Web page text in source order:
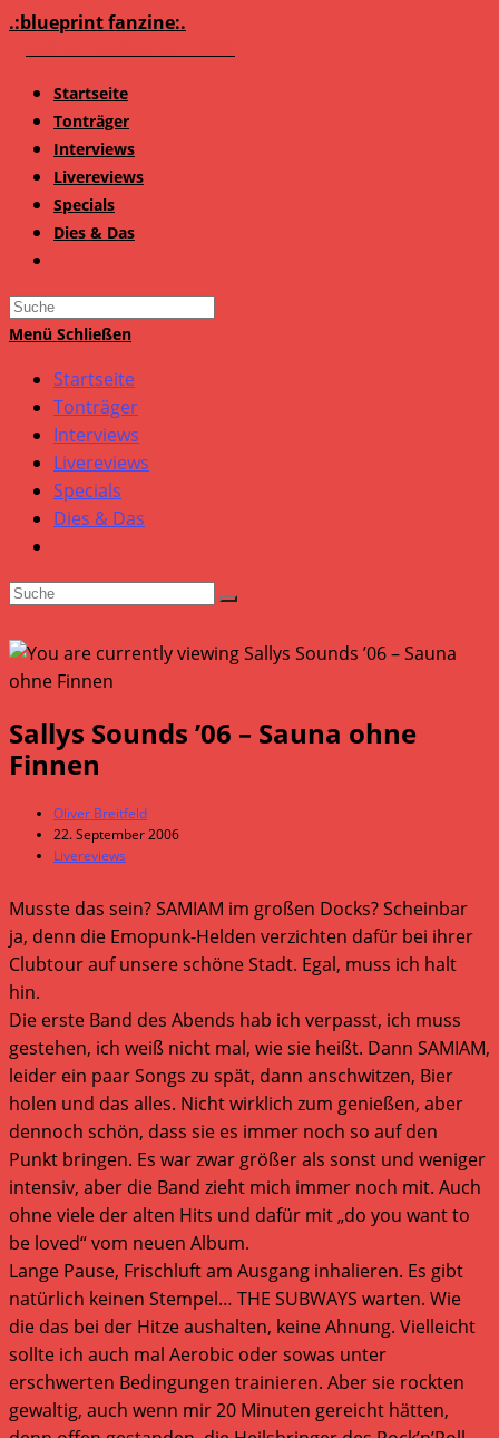
Zum
.:blueprint fanzine:.
Startseite
Tonträger
Interviews
Livereviews
Specials
Dies & Das
Search
this
Menü Schließen
Startseite
Tonträger
Interviews
Livereviews
Specials
Dies & Das
Sallys Sounds ’06 – Sauna ohne
Finnen
Beitrags-
Autor:
Oliver Breitfeld
Beitrag
veröffentlicht:
22. September 2006
Beitrags-
Livereviews
Musste das sein? SAMIAM im großen Docks? Scheinbar
ja, denn die Emopunk-Helden verzichten dafür bei ihrer
Clubtour auf unsere schöne Stadt. Egal, muss ich halt
hin.
Die erste Band des Abends hab ich verpasst, ich muss
gestehen, ich weiß nicht mal, wie sie heißt. Dann SAMIAM,
leider ein paar Songs zu spät, dann anschwitzen, Bier
holen und das alles. Nicht wirklich zum genießen, aber
dennoch schön, dass sie es immer noch so auf den
Punkt bringen. Es war zwar größer als sonst und weniger
intensiv, aber die Band zieht mich immer noch mit. Auch
ohne viele der alten Hits und dafür mit „do you want to
be loved“ vom neuen Album.
Lange Pause, Frischluft am Ausgang inhalieren. Es gibt
natürlich keinen Stempel… THE SUBWAYS warten. Wie
die das bei der Hitze aushalten, keine Ahnung. Vielleicht
sollte ich auch mal Aerobic oder sowas unter
erschwerten Bedingungen trainieren. Aber sie rockten
gewaltig, auch wenn mir 20 Minuten gereicht hätten,